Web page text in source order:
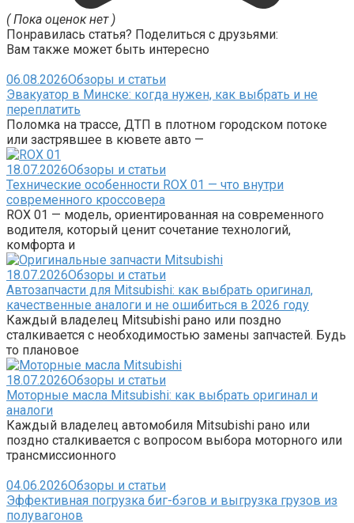
( Пока оценок нет )
Понравилась статья? Поделиться с друзьями:
Вам также может быть интересно
06.08.2026Обзоры и статьи
Эвакуатор в Минске: когда нужен, как выбрать и не
переплатить
Поломка на трассе, ДТП в плотном городском потоке
или застрявшее в кювете авто —
18.07.2026Обзоры и статьи
Технические особенности ROX 01 — что внутри
современного кроссовера
ROX 01 — модель, ориентированная на современного
водителя, который ценит сочетание технологий,
комфорта и
18.07.2026Обзоры и статьи
Автозапчасти для Mitsubishi: как выбрать оригинал,
качественные аналоги и не ошибиться в 2026 году
Каждый владелец Mitsubishi рано или поздно
сталкивается с необходимостью замены запчастей. Будь
то плановое
18.07.2026Обзоры и статьи
Моторные масла Mitsubishi: как выбрать оригинал и
аналоги
Каждый владелец автомобиля Mitsubishi рано или
поздно сталкивается с вопросом выбора моторного или
трансмиссионного
04.06.2026Обзоры и статьи
Эффективная погрузка биг-бэгов и выгрузка грузов из
полувагонов